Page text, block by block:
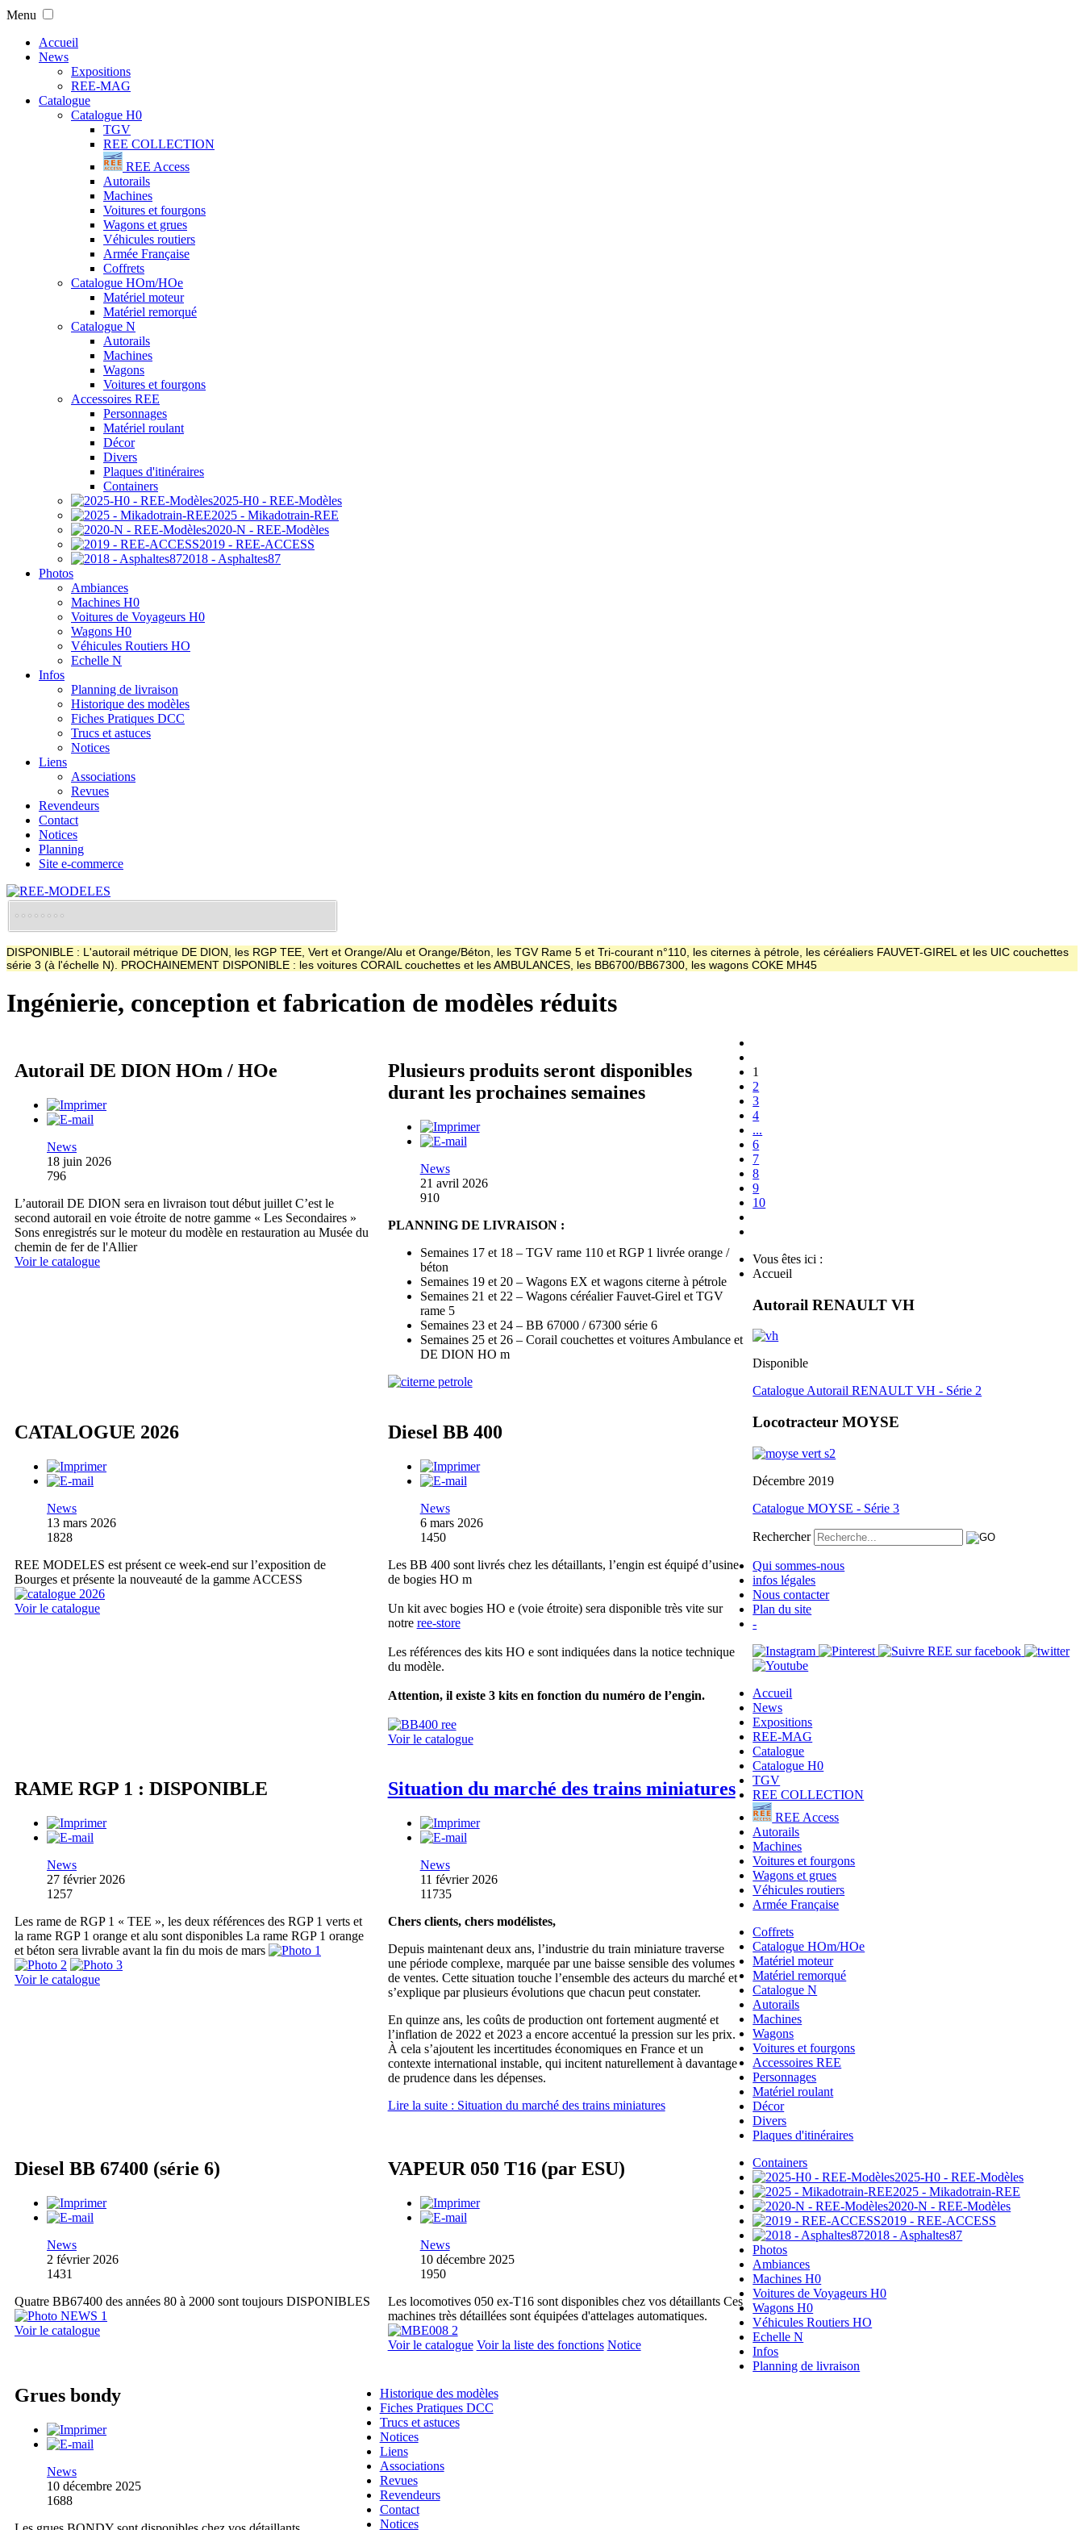
Menu
Accueil
News
Expositions
REE-MAG
Catalogue
Catalogue H0
TGV
REE COLLECTION
REE Access
Autorails
Machines
Voitures et fourgons
Wagons et grues
Véhicules routiers
Armée Française
Coffrets
Catalogue HOm/HOe
Matériel moteur
Matériel remorqué
Catalogue N
Autorails
Machines
Wagons
Voitures et fourgons
Accessoires REE
Personnages
Matériel roulant
Décor
Divers
Plaques d'itinéraires
Containers
2025-H0 - REE-Modèles
2025 - Mikadotrain-REE
2020-N - REE-Modèles
2019 - REE-ACCESS
2018 - Asphaltes87
Photos
Ambiances
Machines H0
Voitures de Voyageurs H0
Wagons H0
Véhicules Routiers HO
Echelle N
Infos
Planning de livraison
Historique des modèles
Fiches Pratiques DCC
Trucs et astuces
Notices
Liens
Associations
Revues
Revendeurs
Contact
Notices
Planning
Site e-commerce
DISPONIBLE : L'autorail métrique DE DION, les RGP TEE, Vert et Orange/Alu et Orange/Béton, les TGV Rame 5 et Tri-courant n°110, les citernes à pétrole, les céréaliers FAUVET-GIREL et les UIC couchettes
série 3 (à l'échelle N). PROCHAINEMENT DISPONIBLE : les voitures CORAIL couchettes et les AMBULANCES, les BB6700/BB67300, les wagons COKE MH45
Ingénierie, conception et fabrication de modèles réduits
Autorail DE DION HOm / HOe
News
18 juin 2026
796
L’autorail DE DION sera en livraison tout début juillet C’est le
second autorail en voie étroite de notre gamme « Les Secondaires »
Sons enregistrés sur le moteur du modèle en restauration au Musée du
chemin de fer de l'Allier
Voir le catalogue
Plusieurs produits seront disponibles
durant les prochaines semaines
News
21 avril 2026
910
PLANNING DE LIVRAISON :
Semaines 17 et 18 – TGV rame 110 et RGP 1 livrée orange /
béton
Semaines 19 et 20 – Wagons EX et wagons citerne à pétrole
Semaines 21 et 22 – Wagons céréalier Fauvet-Girel et TGV
rame 5
Semaines 23 et 24 – BB 67000 / 67300 série 6
Semaines 25 et 26 – Corail couchettes et voitures Ambulance et
DE DION HO m
CATALOGUE 2026
News
13 mars 2026
1828
REE MODELES est présent ce week-end sur l’exposition de
Bourges et présente la nouveauté de la gamme ACCESS
Voir le catalogue
Diesel BB 400
News
6 mars 2026
1450
Les BB 400 sont livrés chez les détaillants, l’engin est équipé d’usine
de bogies HO m
Un kit avec bogies HO e (voie étroite) sera disponible très vite sur
notre ree-store
Les références des kits HO e sont indiquées dans la notice technique
du modèle.
Attention, il existe 3 kits en fonction du numéro de l’engin.
Voir le catalogue
RAME RGP 1 : DISPONIBLE
News
27 février 2026
1257
Les rame de RGP 1 « TEE », les deux références des RGP 1 verts et
la rame RGP 1 orange et alu sont disponibles La rame RGP 1 orange
et béton sera livrable avant la fin du mois de mars
Voir le catalogue
Situation du marché des trains miniatures
News
11 février 2026
11735
Chers clients, chers modélistes,
Depuis maintenant deux ans, l’industrie du train miniature traverse
une période complexe, marquée par une baisse sensible des volumes
de ventes. Cette situation touche l’ensemble des acteurs du marché et
s’explique par plusieurs évolutions que chacun peut constater.
En quinze ans, les coûts de production ont fortement augmenté et
l’inflation de 2022 et 2023 a encore accentué la pression sur les prix.
À cela s’ajoutent les incertitudes économiques en France et un
contexte international instable, qui incitent naturellement à davantage
de prudence dans les dépenses.
Lire la suite : Situation du marché des trains miniatures
Diesel BB 67400 (série 6)
News
2 février 2026
1431
Quatre BB67400 des années 80 à 2000 sont toujours DISPONIBLES
Voir le catalogue
VAPEUR 050 T16 (par ESU)
News
10 décembre 2025
1950
Les locomotives 050 ex-T16 sont disponibles chez vos détaillants Ces
machines très détaillées sont équipées d'attelages automatiques.
Voir le catalogue Voir la liste des fonctions Notice
Grues bondy
News
10 décembre 2025
1688
1
2
3
4
...
6
7
8
9
10
Vous êtes ici :
Accueil
Autorail RENAULT VH
Disponible
Catalogue Autorail RENAULT VH - Série 2
Locotracteur MOYSE
Décembre 2019
Catalogue MOYSE - Série 3
Rechercher
Qui sommes-nous
infos légales
Nous contacter
Plan du site
-
Accueil
News
Expositions
REE-MAG
Catalogue
Catalogue H0
TGV
REE COLLECTION
REE Access
Autorails
Machines
Voitures et fourgons
Wagons et grues
Véhicules routiers
Armée Française
Coffrets
Catalogue HOm/HOe
Matériel moteur
Matériel remorqué
Catalogue N
Autorails
Machines
Wagons
Voitures et fourgons
Accessoires REE
Personnages
Matériel roulant
Décor
Divers
Plaques d'itinéraires
Containers
2025-H0 - REE-Modèles
2025 - Mikadotrain-REE
2020-N - REE-Modèles
2019 - REE-ACCESS
2018 - Asphaltes87
Photos
Ambiances
Machines H0
Voitures de Voyageurs H0
Wagons H0
Véhicules Routiers HO
Echelle N
Infos
Planning de livraison
Historique des modèles
Fiches Pratiques DCC
Trucs et astuces
Notices
Liens
Associations
Revues
Revendeurs
Contact
Notices